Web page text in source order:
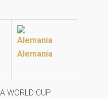
Alemania
WORLD CUP